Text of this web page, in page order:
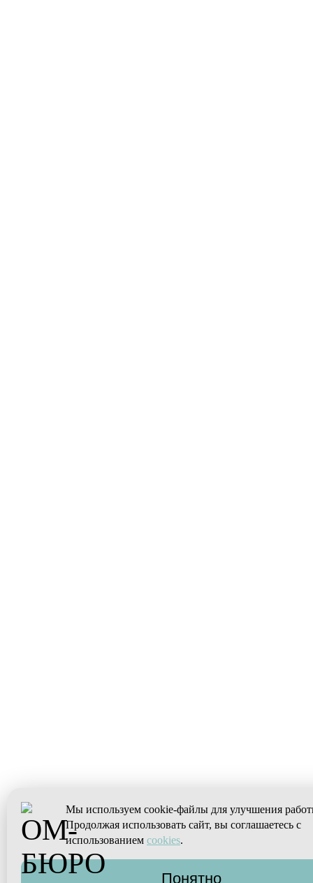
Мы используем cookie-файлы для улучшения
Продолжая использовать сайт, вы соглашаетесь с
использованием cookies.
Понятно